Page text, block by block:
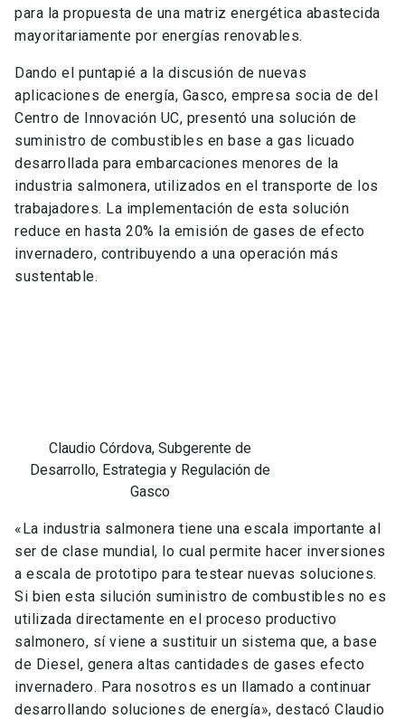
para la propuesta de una matriz energética abastecida
mayoritariamente por energías renovables.
Dando el puntapié a la discusión de nuevas
aplicaciones de energía, Gasco, empresa socia de del
Centro de Innovación UC, presentó una solución de
suministro de combustibles en base a gas licuado
desarrollada para embarcaciones menores de la
industria salmonera, utilizados en el transporte de los
trabajadores. La implementación de esta solución
reduce en hasta 20% la emisión de gases de efecto
invernadero, contribuyendo a una operación más
sustentable.
Estrategia
y
«La industria salmonera tiene una escala importante al
ser de clase mundial, lo cual permite hacer inversiones
a escala de prototipo para testear nuevas soluciones.
Si bien esta silución suministro de combustibles no es
utilizada directamente en el proceso productivo
salmonero, sí viene a sustituir un sistema que, a base
de Diesel, genera altas cantidades de gases efecto
invernadero. Para nosotros es un llamado a continuar